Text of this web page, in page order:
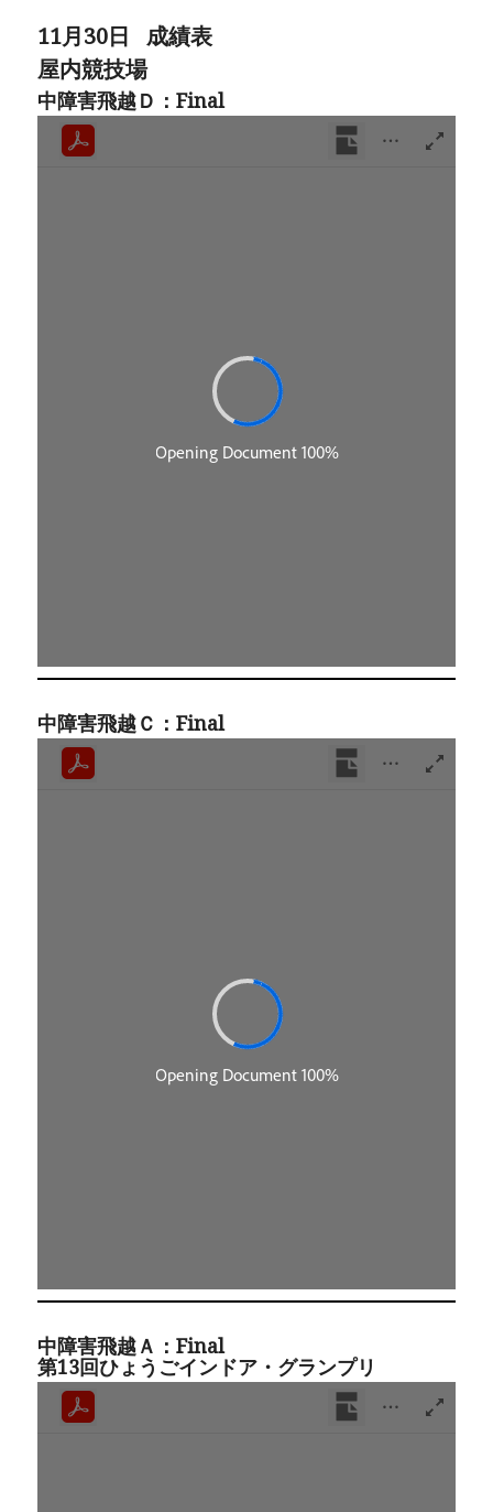
11月30日 成績表
屋内競技場
中障害飛越Ｄ：Final
中障害飛越Ｃ：Final
中障害飛越Ａ：Final
第13回ひょうごインドア・グランプリ